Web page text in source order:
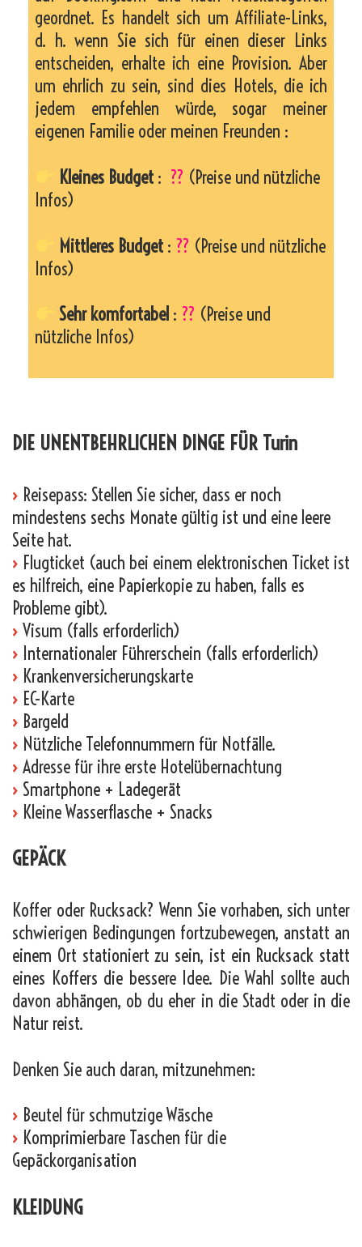
geordnet. Es handelt sich um Affiliate-Links,
d. h. wenn Sie sich für einen dieser Links
entscheiden, erhalte ich eine Provision. Aber
um ehrlich zu sein, sind dies Hotels, die ich
jedem empfehlen würde, sogar meiner
eigenen Familie oder meinen Freunden :
Kleines Budget : ?? (Preise und nützliche
Infos)
Mittleres Budget : ?? (Preise und nützliche
Infos)
Sehr komfortabel : ?? (Preise und
nützliche Infos)
DIE UNENTBEHRLICHEN DINGE FÜR Turin
› Reisepass: Stellen Sie sicher, dass er noch
mindestens sechs Monate gültig ist und eine leere
Seite hat.
› Flugticket (auch bei einem elektronischen Ticket ist
es hilfreich, eine Papierkopie zu haben, falls es
Probleme gibt).
› Visum (falls erforderlich)
› Internationaler Führerschein (falls erforderlich)
› Krankenversicherungskarte
› EC-Karte
› Bargeld
› Nützliche Telefonnummern für Notfälle.
› Adresse für ihre erste Hotelübernachtung
› Smartphone + Ladegerät
› Kleine Wasserflasche + Snacks
GEPÄCK
Koffer oder Rucksack? Wenn Sie vorhaben, sich unter
schwierigen Bedingungen fortzubewegen, anstatt an
einem Ort stationiert zu sein, ist ein Rucksack statt
eines Koffers die bessere Idee. Die Wahl sollte auch
davon abhängen, ob du eher in die Stadt oder in die
Natur reist.
Denken Sie auch daran, mitzunehmen:
› Beutel für schmutzige Wäsche
› Komprimierbare Taschen für die
Gepäckorganisation
KLEIDUNG